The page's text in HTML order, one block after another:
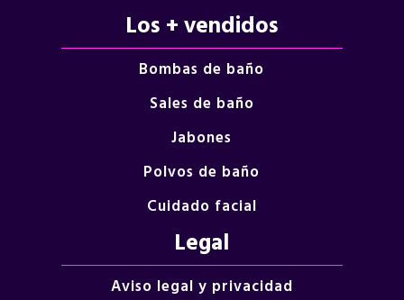
Los + vendidos
Bombas de baño
Sales de baño
Jabones
Polvos de baño
Cuidado facial
Legal
Aviso legal y privacidad